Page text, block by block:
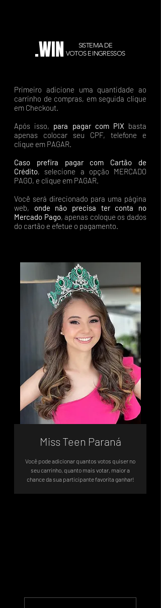
.WIN
SISTEMA DE
VOTOS E INGRESSOS
Primeiro adicione uma quantidade ao
carrinho de compras, em seguida clique
em Checkout.
Após isso, para pagar com PIX basta
apenas colocar seu CPF, telefone e
clique em PAGAR.
Caso prefira pagar com Cartão de
Crédito, selecione a opção MERCADO
PAGO, e clique em PAGAR.
Você será direcionado para uma página
web, onde não precisa ter conta no
Mercado Pago, apenas coloque os dados
do cartão e efetue o pagamento.
Miss Teen Paraná
Você pode adicionar quantos votos quiser no
seu carrinho, quanto mais votar, maior a
chance da sua participante favorita ganhar!